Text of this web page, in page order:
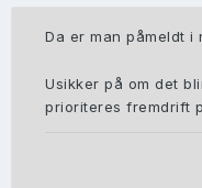
Da er man påmeldt
Usikker på om det
prioriteres fremdrift